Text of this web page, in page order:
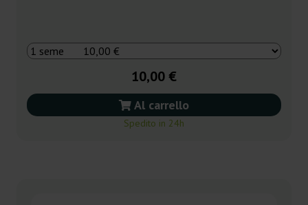
10,00 €
Al carrello
Spedito in 24h